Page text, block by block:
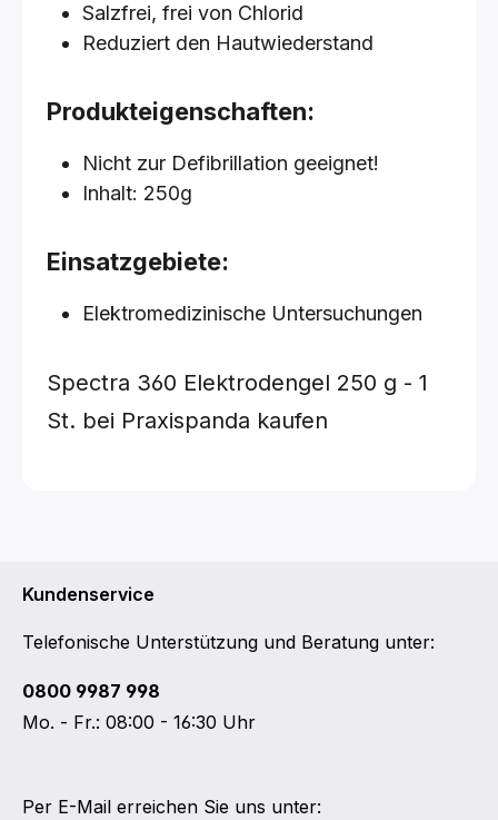
Salzfrei, frei von Chlorid
Reduziert den Hautwiederstand
Produkteigenschaften:
Nicht zur Defibrillation geeignet!
Inhalt: 250g
Einsatzgebiete:
Elektromedizinische Untersuchungen
Spectra 360 Elektrodengel 250 g - 1
St. bei Praxispanda kaufen
Kundenservice
Telefonische Unterstützung und Beratung unter:
0800 9987 998
Mo. - Fr.: 08:00 - 16:30 Uhr
Per E-Mail erreichen Sie uns unter: